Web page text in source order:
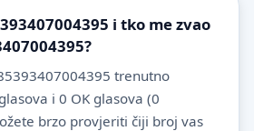
i tko me zvao
trenutno
i 0 OK glasova (0
brzo provjeriti čiji broj vas